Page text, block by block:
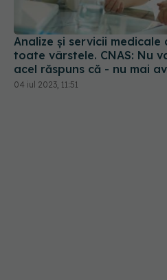
Analize și servicii
toate vârstele. CNAS: Nu
acel răspuns că - nu mai
banii!
04 iul 2023, 11:51